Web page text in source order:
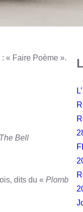
« Faire Poème ».
The Bell
dits du « Plomb